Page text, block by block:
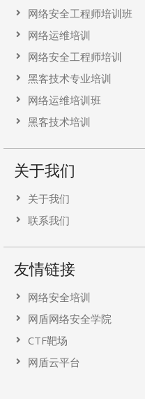
网络安全工程师培训班
网络运维培训
网络安全工程师培训
黑客技术专业培训
网络运维培训班
黑客技术培训
关于我们
关于我们
联系我们
友情链接
网络安全培训
网盾网络安全学院
CTF靶场
网盾云平台